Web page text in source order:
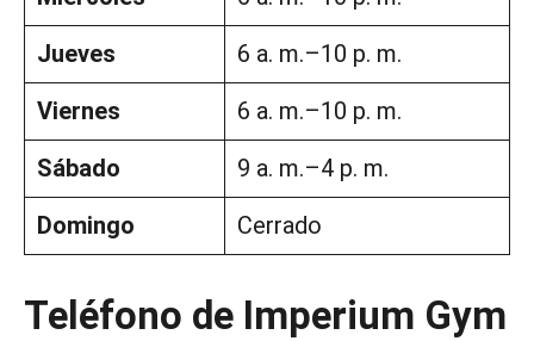
Jueves
6 a. m.–10 p. m.
Viernes
6 a. m.–10 p. m.
Sábado
9 a. m.–4 p. m.
Domingo
Cerrado
Teléfono de Imperium Gym